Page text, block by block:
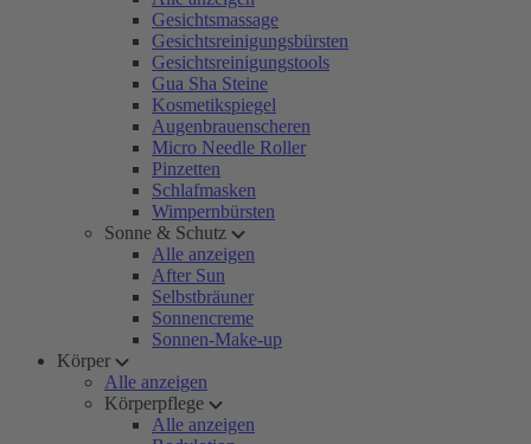
Gesichtsmassage
Gesichtsreinigungsbürsten
Gesichtsreinigungstools
Gua Sha Steine
Kosmetikspiegel
Augenbrauenscheren
Micro Needle Roller
Pinzetten
Schlafmasken
Wimpernbürsten
Sonne & Schutz
Alle anzeigen
After Sun
Selbstbräuner
Sonnencreme
Sonnen-Make-up
Körper
Alle anzeigen
Körperpflege
Alle anzeigen